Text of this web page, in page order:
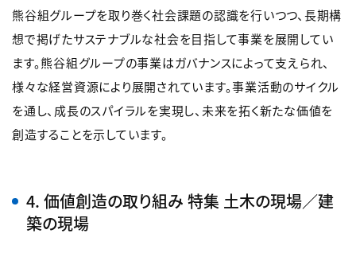
熊谷組グループを取り巻く社会課題の認識を行いつつ、長期構
想で掲げたサステナブルな社会を目指して事業を展開してい
ます。熊谷組グループの事業はガバナンスによって支えられ、
様々な経営資源により展開されています。事業活動のサイクル
を通し、成長のスパイラルを実現し、未来を拓く新たな価値を
創造することを示しています。
4. 価値創造の取り組み 特集 土木の現場／建
築の現場